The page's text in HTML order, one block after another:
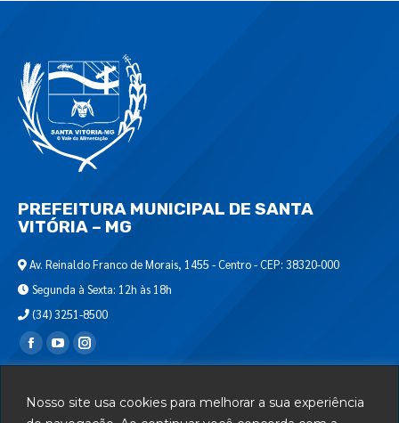
Nosso site usa cookies para melhorar a sua experiência
PREFEITURA MUNICIPAL DE SANTA
VITÓRIA – MG
Av. Reinaldo Franco de Morais, 1455 - Centro - CEP: 38320-000
Segunda à Sexta: 12h às 18h
(34) 3251-8500
Encontre-nos em:
Departamento de T.I.